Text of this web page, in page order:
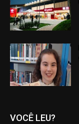
VOCÊ LEU?